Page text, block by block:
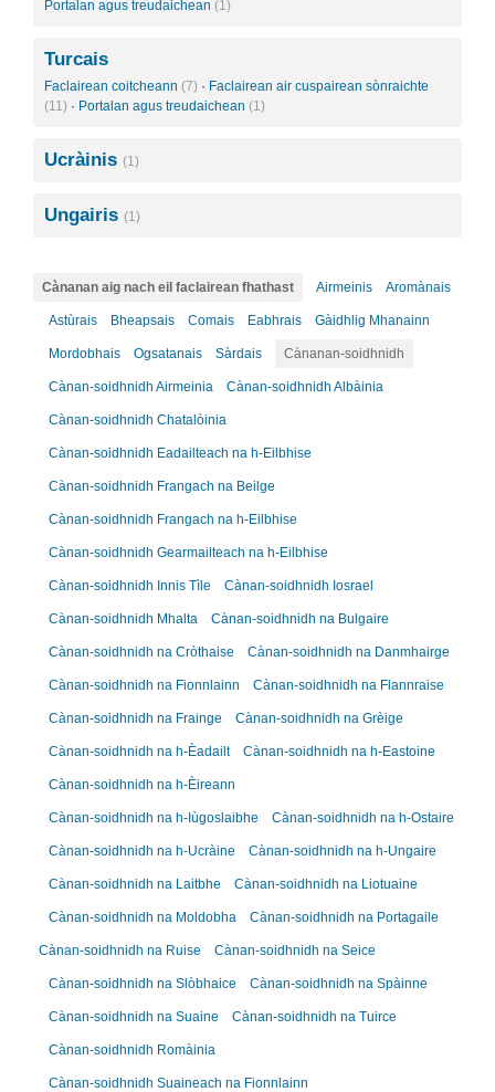
Portalan agus treudaichean (1)
Turcais
Faclairean coitcheann (7) · Faclairean air cuspairean sònraichte
(11) · Portalan agus treudaichean (1)
Ucràinis (1)
Ungairis (1)
Cànanan aig nach eil faclairean fhathast Airmeinis Aromànais
Astùrais Bheapsais Comais Eabhrais Gàidhlig Mhanainn
Mordobhais Ogsatanais Sàrdais Cànanan-soidhnidh
Cànan-soidhnidh Airmeinia Cànan-soidhnidh Albàinia
Cànan-soidhnidh Chatalòinia
Cànan-soidhnidh Eadailteach na h-Eilbhise
Cànan-soidhnidh Frangach na Beilge
Cànan-soidhnidh Frangach na h-Eilbhise
Cànan-soidhnidh Gearmailteach na h-Eilbhise
Cànan-soidhnidh Innis Tìle Cànan-soidhnidh Iosrael
Cànan-soidhnidh Mhalta Cànan-soidhnidh na Bulgaire
Cànan-soidhnidh na Cròthaise Cànan-soidhnidh na Danmhairge
Cànan-soidhnidh na Fionnlainn Cànan-soidhnidh na Flannraise
Cànan-soidhnidh na Frainge Cànan-soidhnidh na Grèige
Cànan-soidhnidh na h-Èadailt Cànan-soidhnidh na h-Eastoine
Cànan-soidhnidh na h-Èireann
Cànan-soidhnidh na h-Iùgoslaibhe Cànan-soidhnidh na h-Ostaire
Cànan-soidhnidh na h-Ucràine Cànan-soidhnidh na h-Ungaire
Cànan-soidhnidh na Laitbhe Cànan-soidhnidh na Liotuaine
Cànan-soidhnidh na Moldobha Cànan-soidhnidh na Portagaile
Cànan-soidhnidh na Ruise Cànan-soidhnidh na Seice
Cànan-soidhnidh na Slòbhaice Cànan-soidhnidh na Spàinne
Cànan-soidhnidh na Suaine Cànan-soidhnidh na Tuirce
Cànan-soidhnidh Romàinia
Cànan-soidhnidh Suaineach na Fionnlainn